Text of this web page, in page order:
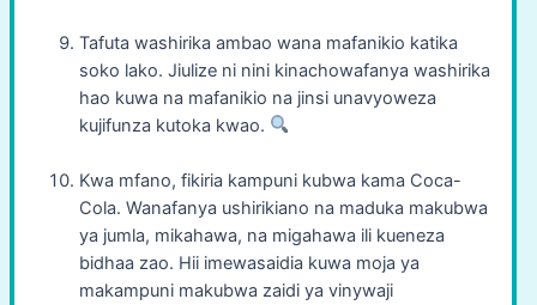
Tafuta washirika ambao wana mafanikio katika
soko lako. Jiulize ni nini kinachowafanya washirika
hao kuwa na mafanikio na jinsi unavyoweza
kujifunza kutoka kwao.
Kwa mfano, fikiria kampuni kubwa kama Coca-
Cola. Wanafanya ushirikiano na maduka makubwa
ya jumla, mikahawa, na migahawa ili kueneza
bidhaa zao. Hii imewasaidia kuwa moja ya
makampuni makubwa zaidi ya vinywaji